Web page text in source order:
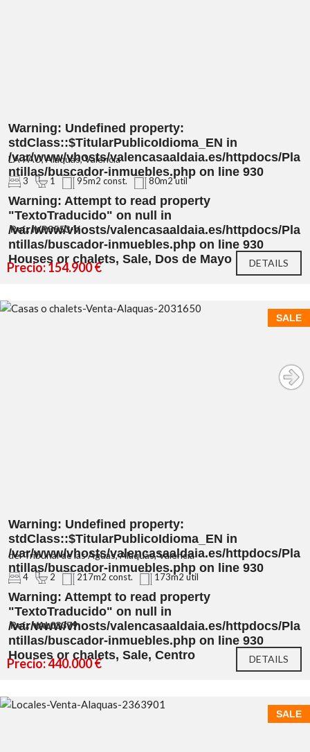
Warning: Undefined property:
stdClass::$TitularPublicoIdioma_EN in
/var/www/vhosts/valencasaaldaia.es/httpdocs/Pla
ntillas/buscador-inmuebles.php on line 930
Warning: Attempt to read property
"TextoTraducido" on null in
/var/www/vhosts/valencasaaldaia.es/httpdocs/Pla
ntillas/buscador-inmuebles.php on line 930
Houses or chalets, Sale, Dos de Mayo
LA PAU, Alaquàs, Valencia
3 1 95m2 const. 80m2 util
Ref.: IVP3553-V
Precio: 154.900 € DETAILS
SALE
Warning: Undefined property:
stdClass::$TitularPublicoIdioma_EN in
/var/www/vhosts/valencasaaldaia.es/httpdocs/Pla
ntillas/buscador-inmuebles.php on line 930
Warning: Attempt to read property
"TextoTraducido" on null in
/var/www/vhosts/valencasaaldaia.es/httpdocs/Pla
ntillas/buscador-inmuebles.php on line 930
Houses or chalets, Sale, Centro
del Tribunal de las Aguas, Alaquàs, Valencia
4 2 217m2 const. 173m2 util
Ref.: VAL03379
Precio: 440.000 € DETAILS
SALE